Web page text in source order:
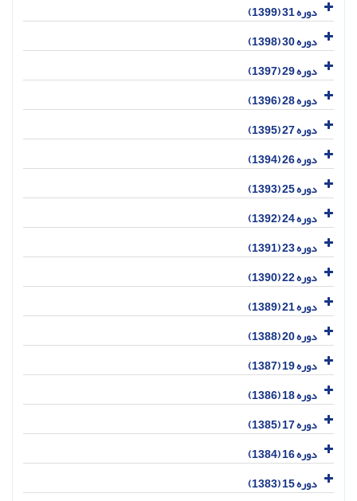
دوره 31 (1399)
دوره 30 (1398)
دوره 29 (1397)
دوره 28 (1396)
دوره 27 (1395)
دوره 26 (1394)
دوره 25 (1393)
دوره 24 (1392)
دوره 23 (1391)
دوره 22 (1390)
دوره 21 (1389)
دوره 20 (1388)
دوره 19 (1387)
دوره 18 (1386)
دوره 17 (1385)
دوره 16 (1384)
دوره 15 (1383)